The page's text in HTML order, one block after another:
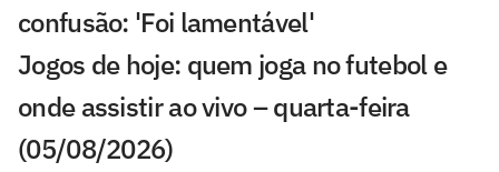
confusão: 'Foi lamentável'
Jogos de hoje: quem joga no futebol e
onde assistir ao vivo – quarta-feira
(05/08/2026)